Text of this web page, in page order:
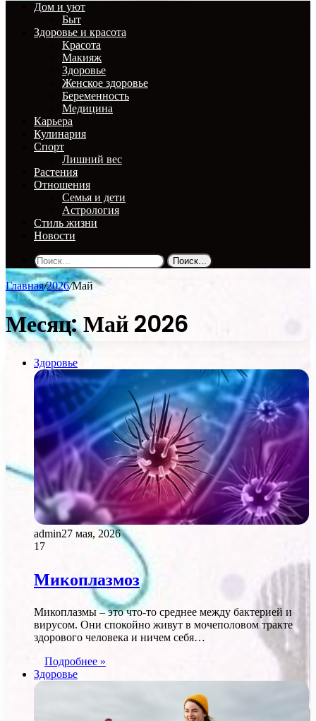
Дом и уют
Быт
Здоровье и красота
Красота
Макияж
Здоровье
Женское здоровье
Беременность
Медицина
Карьера
Кулинария
Спорт
Лишний вес
Растения
Отношения
Семья и дети
Астрология
Стиль жизни
Новости
Поиск...
Главная/2026/Май
Месяц:Май 2026
Здоровье
admin27 мая, 2026
17
Микоплазмоз
Микоплазмы – это что-то среднее между бактерией и
вирусом. Они спокойно живут в мочеполовом тракте
здорового человека и ничем себя…
Подробнее »
Здоровье